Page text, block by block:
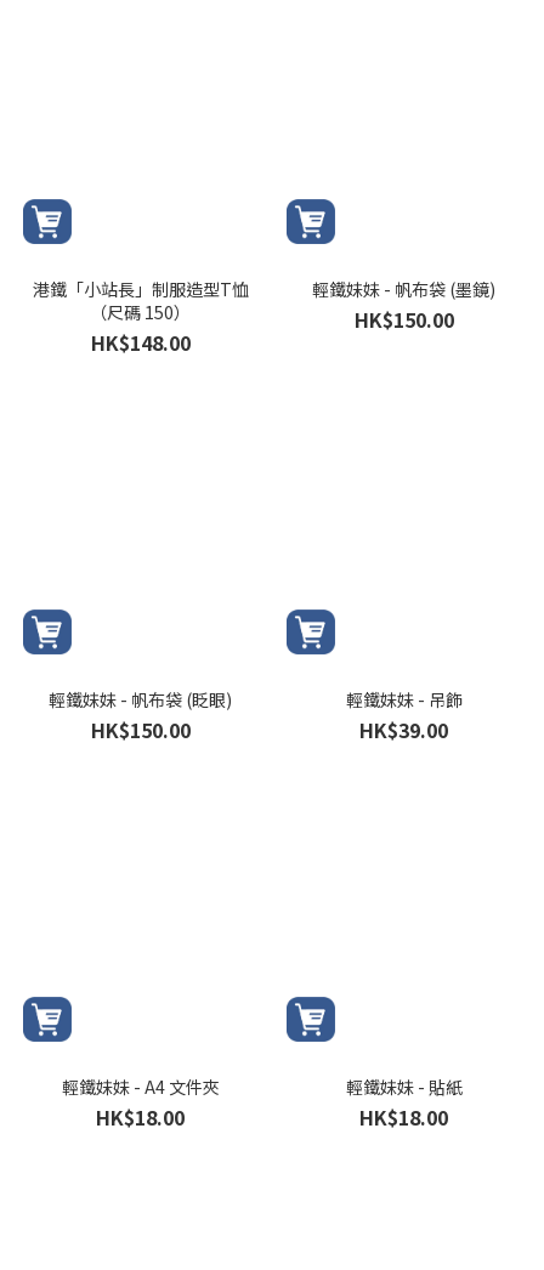
港鐵「小站長」制服造型T恤
（尺碼 150）
HK$148.00
輕鐵妹妹 - 帆布袋 (墨鏡)
HK$150.00
輕鐵妹妹 - 帆布袋 (眨眼)
HK$150.00
輕鐵妹妹 - 吊飾
HK$39.00
輕鐵妹妹 - A4 文件夾
HK$18.00
輕鐵妹妹 - 貼紙
HK$18.00